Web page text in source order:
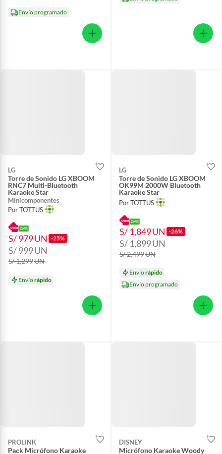
Envío programado
LG
Torre de Sonido LG XBOOM
RNC7 Multi-Bluetooth
Karaoke Star
Minicomponentes
Por TOTTUS
S/ 979UN -25%
S/ 999UN
S/ 1,299UN
Envíorápido
LG
Torre de Sonido LG XBOOM
OK99M 2000W Bluetooth
Karaoke Star
Por TOTTUS
S/ 1,849UN -26%
S/ 1,899UN
S/ 2,499UN
Envíorápido
Envío programado
PROLINK
Pack Micrófono Karaoke
DISNEY
Micrófono Karaoke Woody